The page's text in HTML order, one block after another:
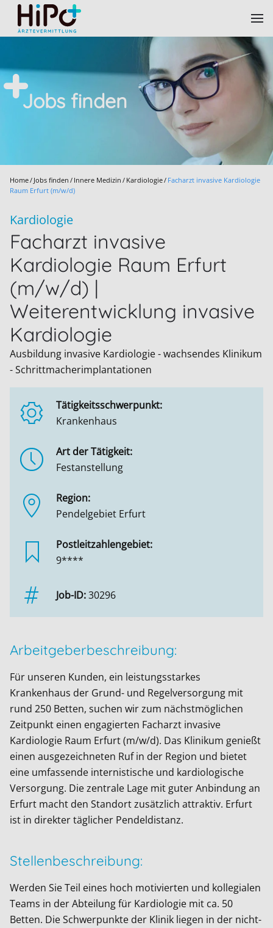
Skip to main content
Jobs finden
Home Jobs finden Innere Medizin Kardiologie Facharzt invasive Kardiologie
Raum Erfurt (m/w/d)
Kardiologie
Facharzt invasive
Kardiologie Raum Erfurt
(m/w/d) |
Weiterentwicklung invasive
Kardiologie
Ausbildung invasive Kardiologie - wachsendes Klinikum
- Schrittmacherimplantationen
Tätigkeitsschwerpunkt:
Krankenhaus
Art der Tätigkeit:
Festanstellung
Region:
Pendelgebiet Erfurt
Postleitzahlengebiet:
9****
Job-ID:30296
Arbeitgeberbeschreibung:
Für unseren Kunden, ein leistungsstarkes
Krankenhaus der Grund- und Regelversorgung mit
rund 250 Betten, suchen wir zum nächstmöglichen
Zeitpunkt einen engagierten Facharzt invasive
Kardiologie Raum Erfurt (m/w/d). Das Klinikum genießt
einen ausgezeichneten Ruf in der Region und bietet
eine umfassende internistische und kardiologische
Versorgung. Die zentrale Lage mit guter Anbindung an
Erfurt macht den Standort zusätzlich attraktiv. Erfurt
ist in direkter täglicher Pendeldistanz.
Stellenbeschreibung:
Werden Sie Teil eines hoch motivierten und kollegialen
Teams in der Abteilung für Kardiologie mit ca. 50
Betten. Die Schwerpunkte der Klinik liegen in der nicht-